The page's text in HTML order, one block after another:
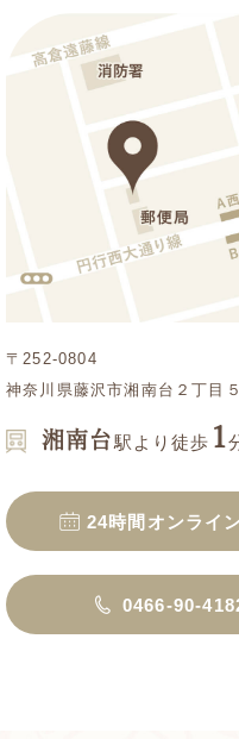
〒252-0804
神奈川県藤沢市湘南台２丁目
湘南台駅より徒歩 1
24時間オンライ
0466-90-